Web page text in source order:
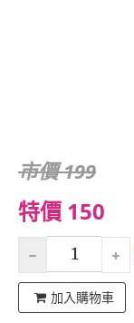
市價 199
特價 150
加入購物車